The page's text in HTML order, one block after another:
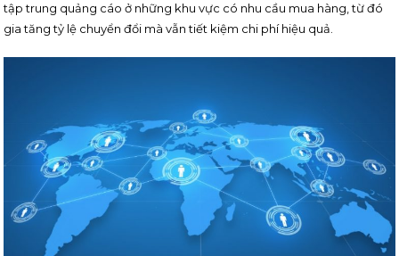
tập trung quảng cáo ở những khu vực có nhu cầu mua hàng, từ đó
gia tăng tỷ lệ chuyển đổi mà vẫn tiết kiệm chi phí hiệu quả.